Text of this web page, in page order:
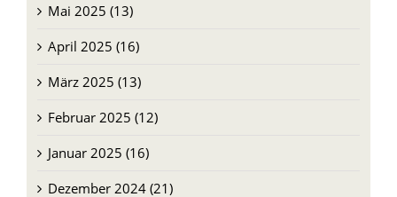
Mai 2025 (13)
April 2025 (16)
März 2025 (13)
Februar 2025 (12)
Januar 2025 (16)
Dezember 2024 (21)